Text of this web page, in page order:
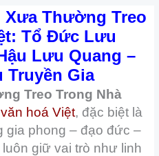
Thường Treo
Tổ Đức Lưu
Lưu Quang –
Truyền Gia
Treo Trong Nhà
hoá Việt, đặc biệt là
gia phong – đạo đức –
giữ vai trò như linh